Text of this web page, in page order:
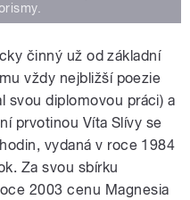
činný už od základní
vždy nejbližší poezie
svou diplomovou práci) a
prvotinou Víta Slívy se
vydaná v roce 1984
Za svou sbírku
2003 cenu Magnesia